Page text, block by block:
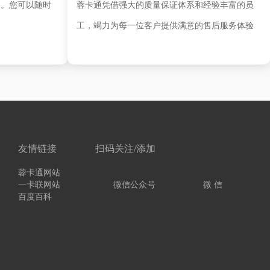
您可以随时 蓉卡通凭借强大的质量保证体系和经验丰富的员
工，竭力为每一位客户提供满意的售后服务体验
友情链接
蓉卡通网站
一卡联网站
百度百科
扫码关注/添加
微信公众号 微 信